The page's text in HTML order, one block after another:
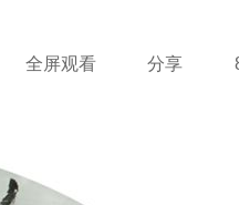
全屏观看 分享